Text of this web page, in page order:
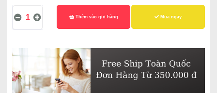
Thêm vào giỏ hàng Mua ngay